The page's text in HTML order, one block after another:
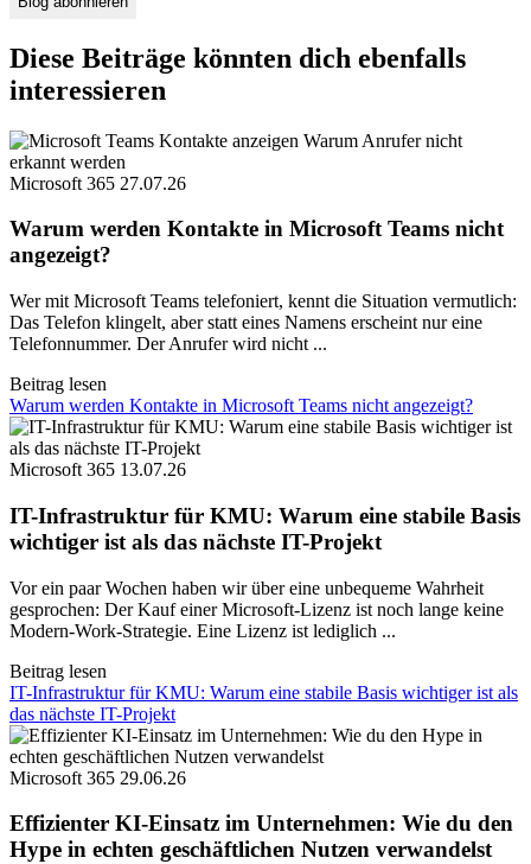
Diese Beiträge könnten dich ebenfalls
interessieren
Microsoft 365 27.07.26
Warum werden Kontakte in Microsoft Teams nicht
angezeigt?
Wer mit Microsoft Teams telefoniert, kennt die Situation vermutlich:
Das Telefon klingelt, aber statt eines Namens erscheint nur eine
Telefonnummer. Der Anrufer wird nicht ...
Beitrag lesen
Warum werden Kontakte in Microsoft Teams nicht angezeigt?
Microsoft 365 13.07.26
IT-Infrastruktur für KMU: Warum eine stabile Basis
wichtiger ist als das nächste IT-Projekt
Vor ein paar Wochen haben wir über eine unbequeme Wahrheit
gesprochen: Der Kauf einer Microsoft-Lizenz ist noch lange keine
Modern-Work-Strategie. Eine Lizenz ist lediglich ...
Beitrag lesen
IT-Infrastruktur für KMU: Warum eine stabile Basis wichtiger ist als
das nächste IT-Projekt
Microsoft 365 29.06.26
Effizienter KI-Einsatz im Unternehmen: Wie du den
Hype in echten geschäftlichen Nutzen verwandelst